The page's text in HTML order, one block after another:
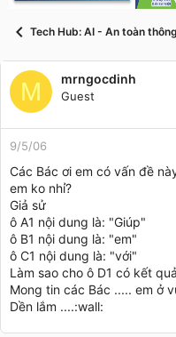
a
r
Tech Hub: AI - An toàn
M mrngocdinh
Guest
9/5/06
Các Bác ơi em có vấn đề
em ko nhỉ?
Giả sử
ô A1 nội dung là: "Giúp"
ô B1 nội dung là: "em"
ô C1 nội dung là: "với"
Làm sao cho ô D1 có kết
Mong tin các Bác ..... em ở
Dền lắm ....:wall: